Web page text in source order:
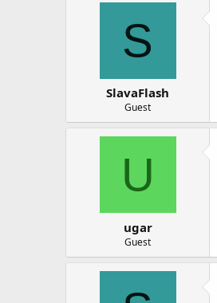
S
SlavaFlash
Guest
U
ugar
Guest